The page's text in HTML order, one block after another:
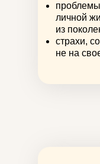
личной
из
страхи,
не на